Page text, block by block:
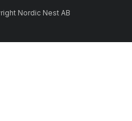
Nordic Nest AB